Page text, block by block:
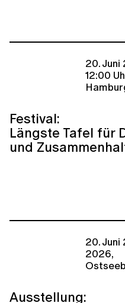
20. Juni
12:00
Festival:
Längste Tafel für
und
20.
2026,
Ausstellung: